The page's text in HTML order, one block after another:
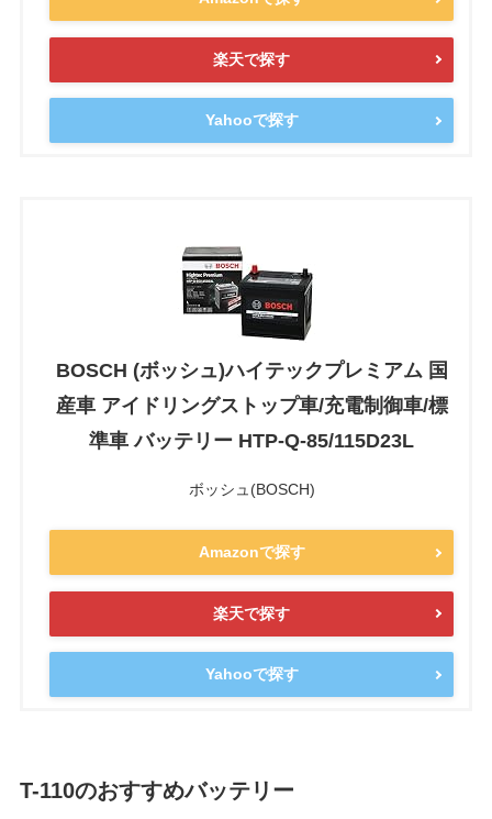
楽天で探す
Yahooで探す
BOSCH (ボッシュ)ハイテックプレミアム 国
産車 アイドリングストップ車/充電制御車/標
準車 バッテリー HTP-Q-85/115D23L
ボッシュ(BOSCH)
Amazonで探す
楽天で探す
Yahooで探す
T-110のおすすめバッテリー